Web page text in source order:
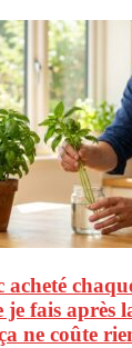
je fais après
ne coûte